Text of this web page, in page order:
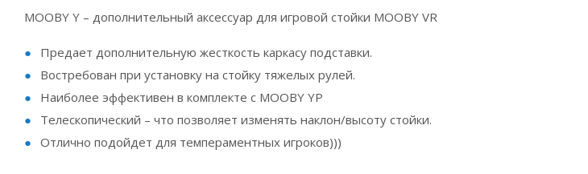
MOOBY Y – дополнительный аксессуар для игровой стойки MOOBY VR
Предает дополнительную жесткость каркасу подставки.
Востребован при установку на стойку тяжелых рулей.
Наиболее эффективен в комплекте с MOOBY YP
Телескопический – что позволяет изменять наклон/высоту стойки.
Отлично подойдет для темпераментных игроков)))